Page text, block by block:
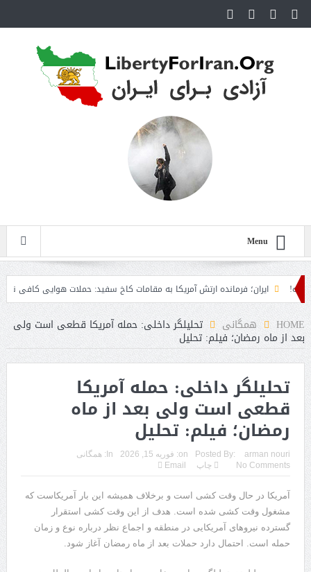
Menu
ایران؛ فرمانده ارتش آمریکا به مقامات کاخ سفید: حملات هوایی کافی نیست
HOME همگانی تحلیلگر داخلی: حمله آمریکا قطعی است ولی
بعد از ماه رمضان؛ فیلم: تحلیل
تحلیلگر داخلی: حمله آمریکا
قطعی است ولی بعد از ماه
رمضان؛ فیلم: تحلیل
Posted By: arman nouri
on: فوریه 15, 2026 In: همگانی
No Comments
چاپ Email
آمریکا در حال وقت کشی است و برخلاف همیشه این بار آمریکاست که
مشغول وقت کشی شده است. هدف از این وقت کشی استقرار
گسترده نیروهای آمریکایی در منطقه و اجماع نظر درباره نوع و زمان
حمله است. احتمال دارد حملات بعد از ماه رمضان آغاز شود.